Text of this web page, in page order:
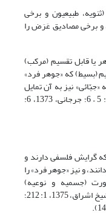
طبیعیون و برخی
و برخی مصادیق عَرَض را
یا قابل تقسیم (مرکب)
(بسیط) که «جوهر فرد»
نیز به آن تمایل
دارد (اشعرى، 1400: 308؛ تفتازانى، 1409، 3: 5 – 6؛ جرجانی، 1373، 6:
گرایش فلسفی دارند و
و نیز «جوهر فرد» را
(جسمیه و نوعیه)
(الاسفراینی، 1383: 24)، جسم، نفس و عقل (شیخ اشراق، 1375، 1: 212؛